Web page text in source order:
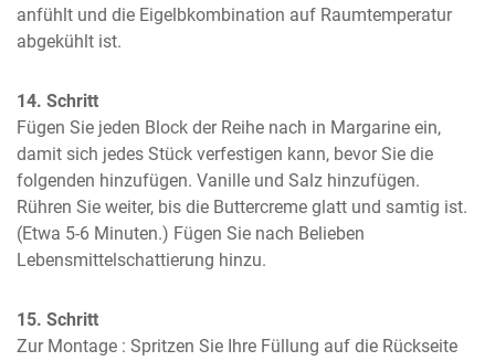
anfühlt und die Eigelbkombination auf Raumtemperatur
abgekühlt ist.
14. Schritt
Fügen Sie jeden Block der Reihe nach in Margarine ein,
damit sich jedes Stück verfestigen kann, bevor Sie die
folgenden hinzufügen. Vanille und Salz hinzufügen.
Rühren Sie weiter, bis die Buttercreme glatt und samtig ist.
(Etwa 5-6 Minuten.) Fügen Sie nach Belieben
Lebensmittelschattierung hinzu.
15. Schritt
Zur Montage : Spritzen Sie Ihre Füllung auf die Rückseite